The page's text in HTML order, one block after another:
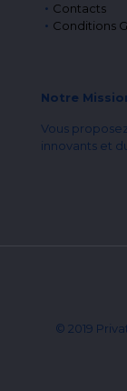
Contacts
Conditions
Notre
Vous
innovants et
© 2019